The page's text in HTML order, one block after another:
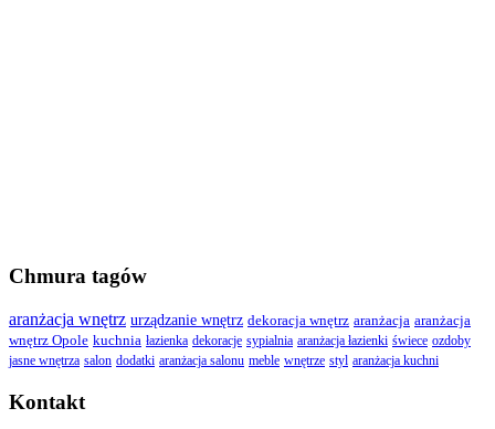
Chmura tagów
aranżacja wnętrz urządzanie wnętrz dekoracja wnętrz aranżacja aranżacja
wnętrz Opole kuchnia łazienka dekoracje sypialnia aranżacja łazienki świece ozdoby
jasne wnętrza salon dodatki aranżacja salonu meble wnętrze styl aranżacja kuchni
Kontakt